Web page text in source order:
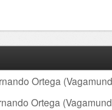
Ortega
Ortega